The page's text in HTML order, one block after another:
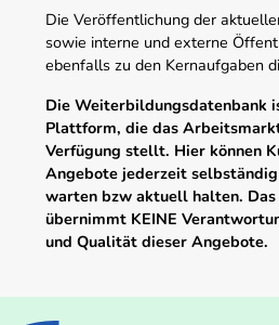
Die Veröffentlichung der
sowie interne und externe
ebenfalls zu den Kernaufgaben
Die Weiterbildungsdatenbank
Plattform, die das
Verfügung stellt. Hier können
Angebote jederzeit
warten bzw aktuell halten.
übernimmt KEINE
und Qualität dieser Angebote.